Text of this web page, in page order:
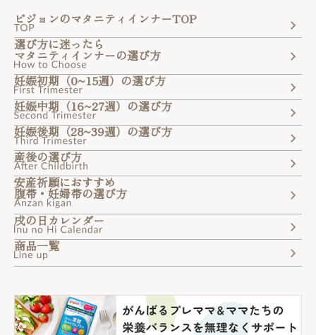
ピジョンのマタニティインナーTOP
選び方に迷ったら
マタニティインナーの選び方
妊娠初期（0~15週）の選び方
妊娠中期（16~27週）の選び方
妊娠後期（28~39週）の選び方
産後の選び方
安産祈願におすすめ
腹帯・妊婦帯の選び方
戌の日カレンダー
商品一覧